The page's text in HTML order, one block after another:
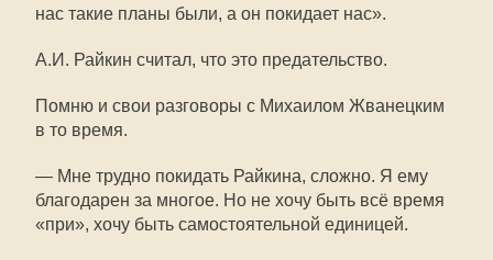
нас такие планы были, а он покидает нас».
А.И. Райкин считал, что это предательство.
Помню и свои разговоры с Михаилом Жванецким
в то время.
— Мне трудно покидать Райкина, сложно. Я ему
благодарен за многое. Но не хочу быть всё время
«при», хочу быть самостоятельной единицей.